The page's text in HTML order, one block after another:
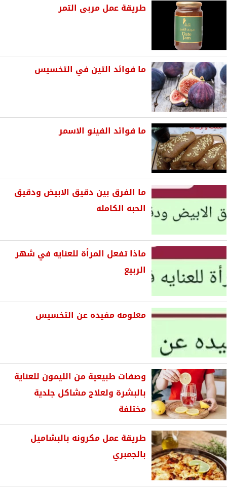
طريقة عمل مربى التمر
ما فوائد التين في التخسيس
ما فوائد الفينو الاسمر
ما الفرق بين دقيق الابيض ودقيق
الحبه الكامله
ماذا تفعل المرأة للعنايه في شهر
الربيع
معلومه مفيده عن التخسيس
وصفات طبيعية من الليمون للعناية
بالبشرة ولعلاج مشاكل جلدية
مختلفة
طريقة عمل مكرونه بالبشاميل
بالجمبري